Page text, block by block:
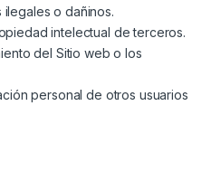
o dañinos.
intelectual de terceros.
del Sitio web o los
personal de otros usuarios